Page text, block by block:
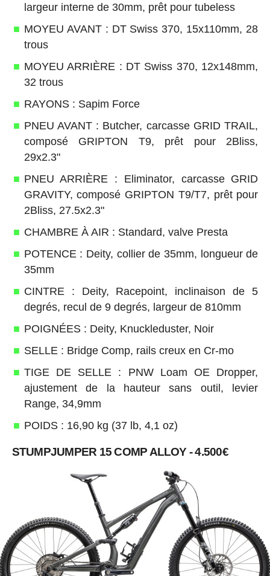
largeur interne de 30mm, prêt pour tubeless
MOYEU AVANT : DT Swiss 370, 15x110mm, 28
trous
MOYEU ARRIÈRE : DT Swiss 370, 12x148mm,
32 trous
RAYONS : Sapim Force
PNEU AVANT : Butcher, carcasse GRID TRAIL,
composé GRIPTON T9, prêt pour 2Bliss,
29x2.3"
PNEU ARRIÈRE : Eliminator, carcasse GRID
GRAVITY, composé GRIPTON T9/T7, prêt pour
2Bliss, 27.5x2.3"
CHAMBRE À AIR : Standard, valve Presta
POTENCE : Deity, collier de 35mm, longueur de
35mm
CINTRE : Deity, Racepoint, inclinaison de 5
degrés, recul de 9 degrés, largeur de 810mm
POIGNÉES : Deity, Knuckleduster, Noir
SELLE : Bridge Comp, rails creux en Cr-mo
TIGE DE SELLE : PNW Loam OE Dropper,
ajustement de la hauteur sans outil, levier
Range, 34,9mm
POIDS : 16,90 kg (37 lb, 4,1 oz)
STUMPJUMPER 15 COMP ALLOY - 4.500€